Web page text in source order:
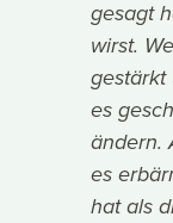
gesagt
wirst.
gestärkt
es
ändern.
es
hat als